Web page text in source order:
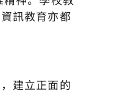
訊教育亦都
建立正面的